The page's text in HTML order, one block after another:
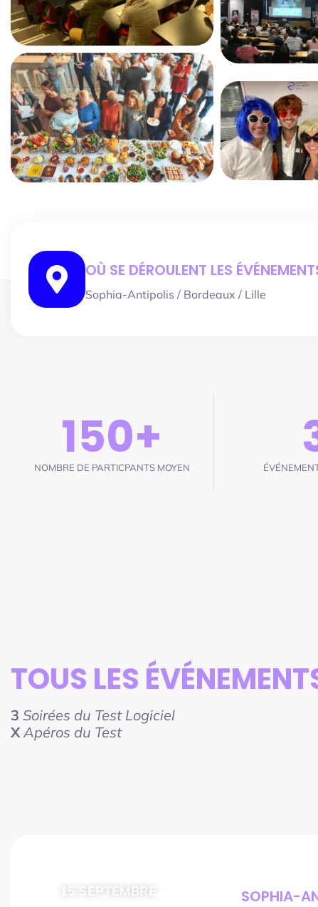
OÙ SE DÉROULENT LES
Sophia-Antipolis / Bordeaux / Lille
NOMBRE DE PARTICPANTS MOYEN
150+
TOUS LES
3 Soirées du Test Logiciel
XApéros du Test
15 SEPTEMBRE SOPHIA-